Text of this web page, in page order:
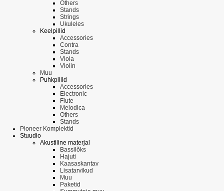
Others
Stands
Strings
Ukuleles
Keelpillid
Accessories
Contra
Stands
Viola
Violin
Muu
Puhkpillid
Accessories
Electronic
Flute
Melodica
Others
Stands
Pioneer Komplektid
Stuudio
Akustiline materjal
Bassilõks
Hajuti
Kaasaskantav
Lisatarvikud
Muu
Paketid